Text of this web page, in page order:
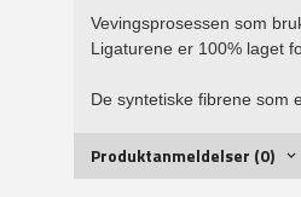
Vevingsprosessen som
Ligaturene er 100% laget
De syntetiske fibrene som
Produktanmeldelser (0)